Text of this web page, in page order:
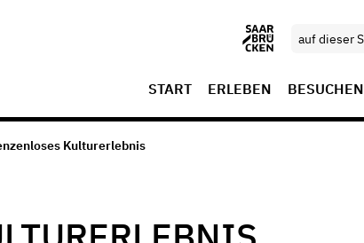
START ERLEBEN BESUCHEN
Kulturerlebnis